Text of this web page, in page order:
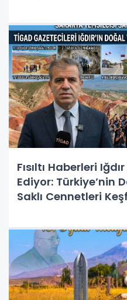
Fısıltı Haberleri
Ediyor: Türkiye’nin
Saklı Cennetleri